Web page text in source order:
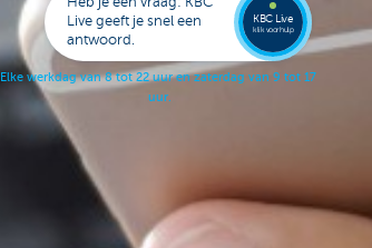
Live geeft je snel een
antwoord.
Elke werkdag van 8 tot 22 uur en zaterdag van 9 tot 17
uur.
KBC Live
klik voor hulp
152
153